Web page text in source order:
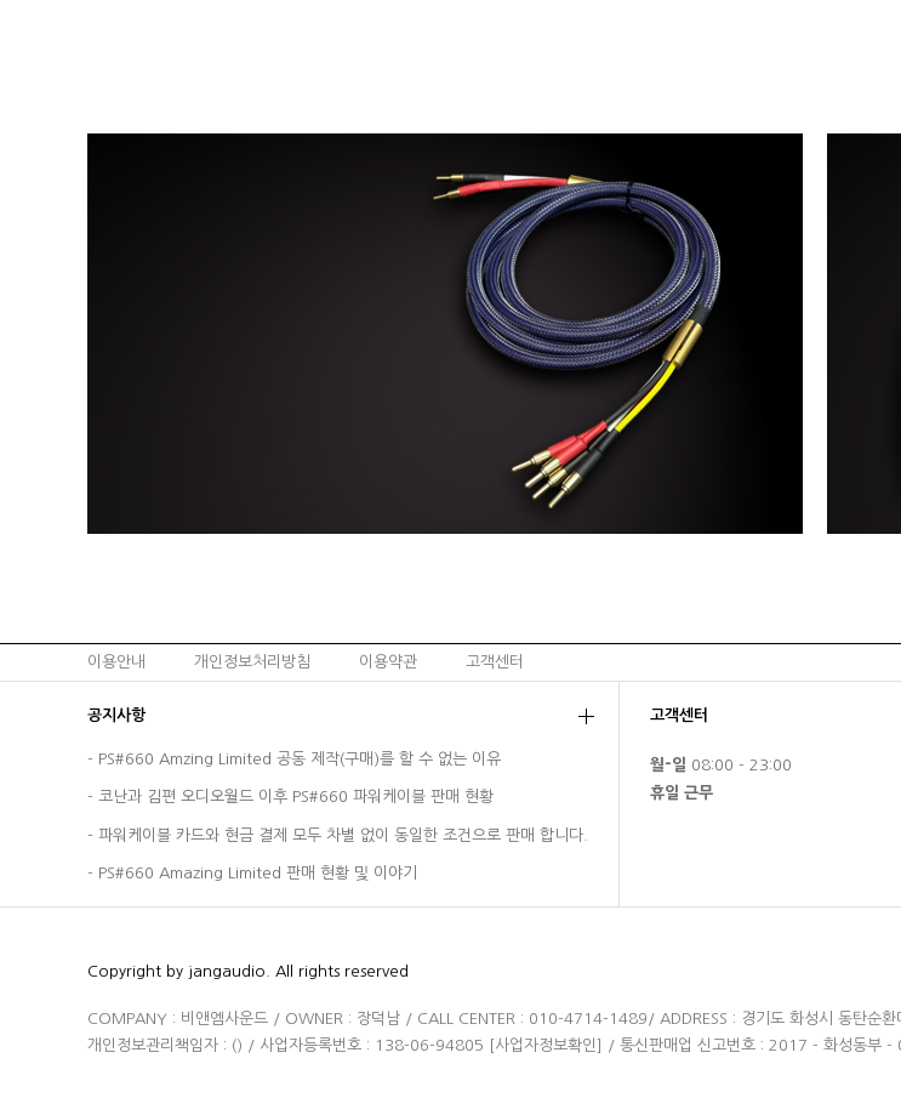
이용안내 개인정보처리방침 이용약관 고객센터
공지사항
- PS#660 Amzing Limited 공동 제작(구매)를 할 수 없는 이유
- 코난과 김편 오디오월드 이후 PS#660 파워케이블 판매 현황
- 파워케이블 카드와 현금 결제 모두 차별 없이 동일한 조건으로 판매 합니다.
- PS#660 Amazing Limited 판매 현황 및 이야기
고객센터
월-일 08:00 - 23:00
휴일 근무
Copyright by jangaudio. All rights reserved
COMPANY : 비앤엠사운드 / OWNER : 장덕남 / CALL CENTER : 010-4714-1489/ ADDRESS : 경기도 화성시 동탄순
개인정보관리책임자 : () / 사업자등록번호 : 138-06-94805 [사업자정보확인] / 통신판매업 신고번호 : 2017 - 화성동부 -